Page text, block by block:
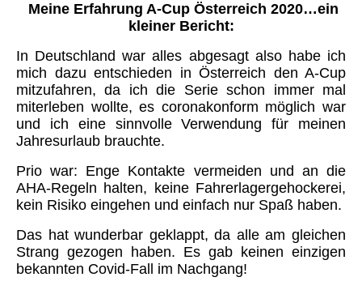
Meine Erfahrung A-Cup Österreich 2020…ein
kleiner Bericht:
In Deutschland war alles abgesagt also habe ich
mich dazu entschieden in Österreich den A-Cup
mitzufahren, da ich die Serie schon immer mal
miterleben wollte, es coronakonform möglich war
und ich eine sinnvolle Verwendung für meinen
Jahresurlaub brauchte.
Prio war: Enge Kontakte vermeiden und an die
AHA-Regeln halten, keine Fahrerlagergehockerei,
kein Risiko eingehen und einfach nur Spaß haben.
Das hat wunderbar geklappt, da alle am gleichen
Strang gezogen haben. Es gab keinen einzigen
bekannten Covid-Fall im Nachgang!